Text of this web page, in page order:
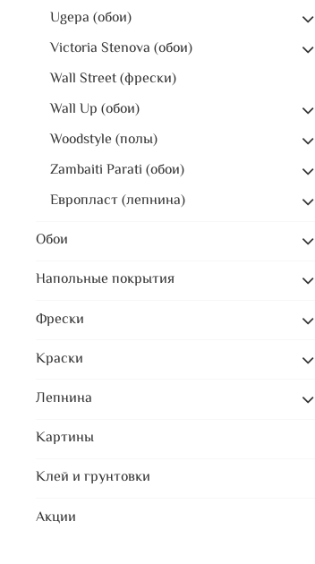
Ugepa (обои)
Victoria Stenova (обои)
Wall Street (фрески)
Wall Up (обои)
Woodstyle (полы)
Zambaiti Parati (обои)
Европласт (лепнина)
Обои
Напольные покрытия
Фрески
Краски
Лепнина
Картины
Клей и грунтовки
Акции